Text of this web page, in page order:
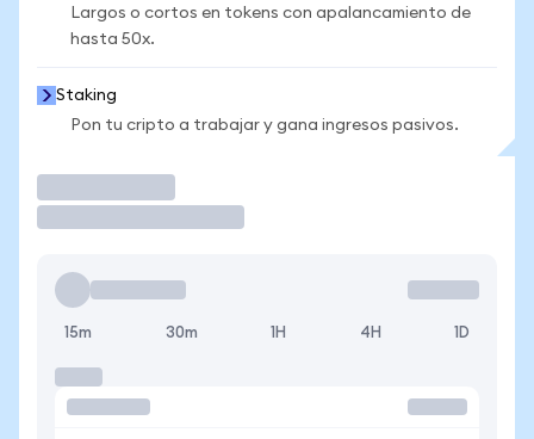
Largos o cortos en tokens con apalancamiento de
hasta 50x.
Staking
Pon tu cripto a trabajar y gana ingresos pasivos.
15m 30m 1H 4H 1D